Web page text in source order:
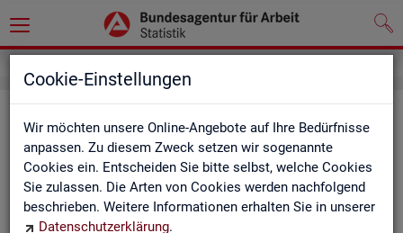
Cookie-Einstellungen
Wir möchten unsere Online-Angebote auf Ihre Bedürfnisse
anpassen. Zu diesem Zweck setzen wir sogenannte
Cookies ein. Entscheiden Sie bitte selbst, welche Cookies
Sie zulassen. Die Arten von Cookies werden nachfolgend
beschrieben. Weitere Informationen erhalten Sie in unserer
Datenschutzerklärung.
Ar­beits­lo­se und Ar­beits­lo­sen­quo­
ten - Deutsch­land, Län­der, Krei­se
und Ge­mein­den (Zeit­rei­he Mo­nats-
und Jah­res­zah­len)